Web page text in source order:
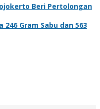
Beri Pertolongan
246 Gram Sabu dan 563